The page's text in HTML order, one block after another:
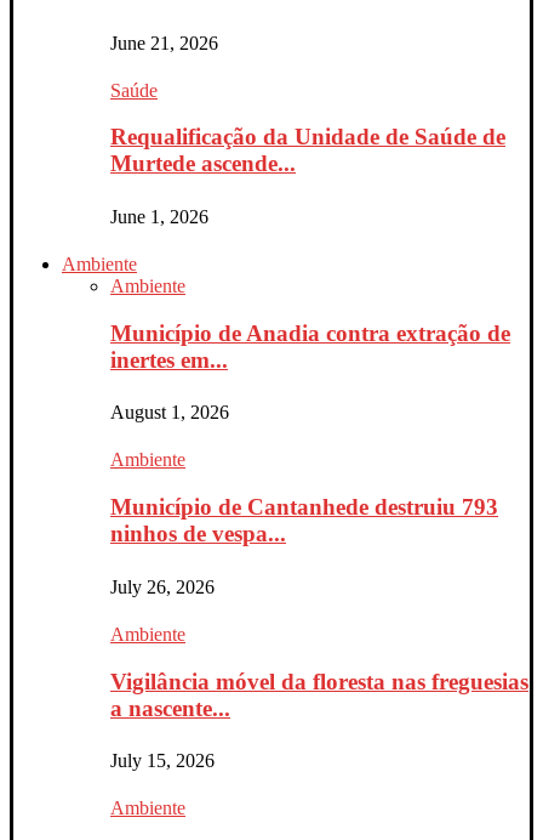
June 21, 2026
Saúde
Requalificação da Unidade de Saúde de
Murtede ascende...
June 1, 2026
Ambiente
Ambiente
Município de Anadia contra extração de
inertes em...
August 1, 2026
Ambiente
Município de Cantanhede destruiu 793
ninhos de vespa...
July 26, 2026
Ambiente
Vigilância móvel da floresta nas freguesias
a nascente...
July 15, 2026
Ambiente